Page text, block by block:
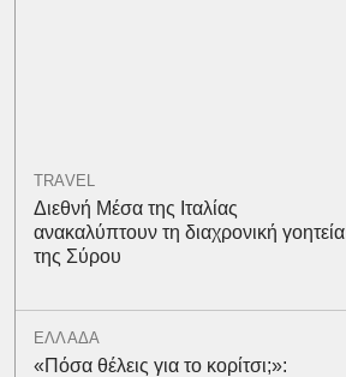
TRAVEL
Διεθνή Μέσα της Ιταλίας
ανακαλύπτουν τη διαχρονική γοητεία
της Σύρου
ΕΛΛΑΔΑ
«Πόσα θέλεις για το κορίτσι;»: